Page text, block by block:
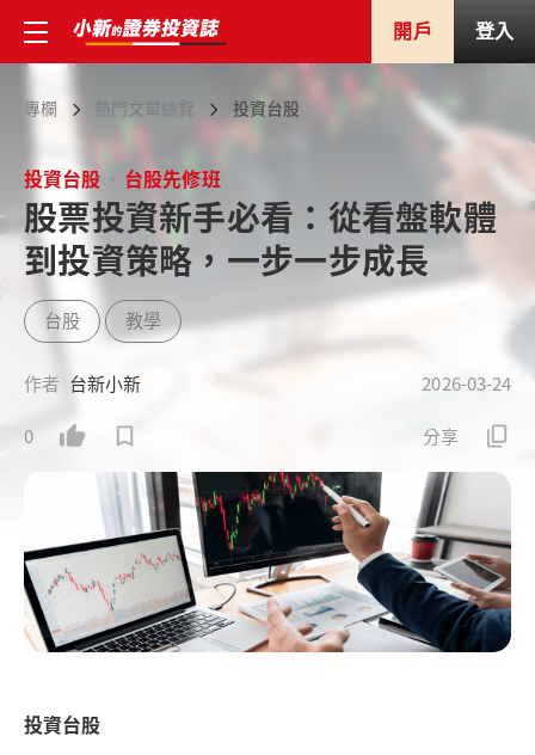
開戶 登入
專欄 熱門文章總覽 投資台股
投資台股 台股先修班
股票投資新手必看：從看盤軟體
到投資策略，一步一步成長
台股 教學
作者 台新小新 2026-03-24
0 分享
投資台股